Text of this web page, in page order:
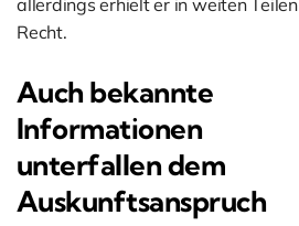
allerdings erhielt er in weiten Teilen
Recht.
Auch bekannte
Informationen
unterfallen dem
Auskunftsanspruch